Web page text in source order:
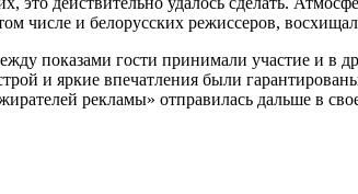
числе и белорусских режиссеров,
показами гости принимали участие и в
и яркие впечатления были
рекламы» отправилась дальше в